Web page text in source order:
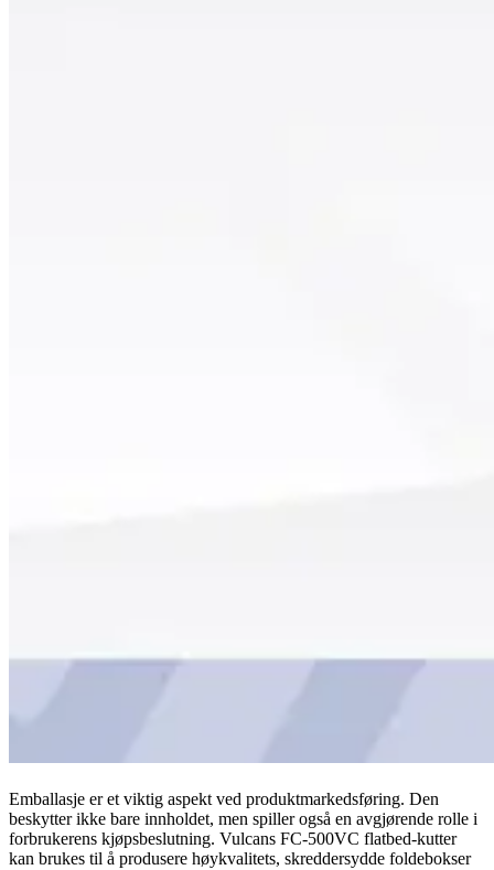
Emballasje er et viktig aspekt ved produktmarkedsføring. Den
beskytter ikke bare innholdet, men spiller også en avgjørende rolle i
forbrukerens kjøpsbeslutning. Vulcans FC-500VC flatbed-kutter
kan brukes til å produsere høykvalitets, skreddersydde foldebokser